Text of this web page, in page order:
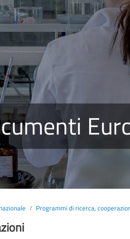
Programmi di ricerca,